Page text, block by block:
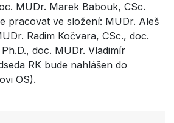
MUDr. Marek Babouk, CSc.
pracovat ve složení: MUDr. Aleš
Radim Kočvara, CSc., doc.
doc. MUDr. Vladimír
RK bude nahlášen do
OS).